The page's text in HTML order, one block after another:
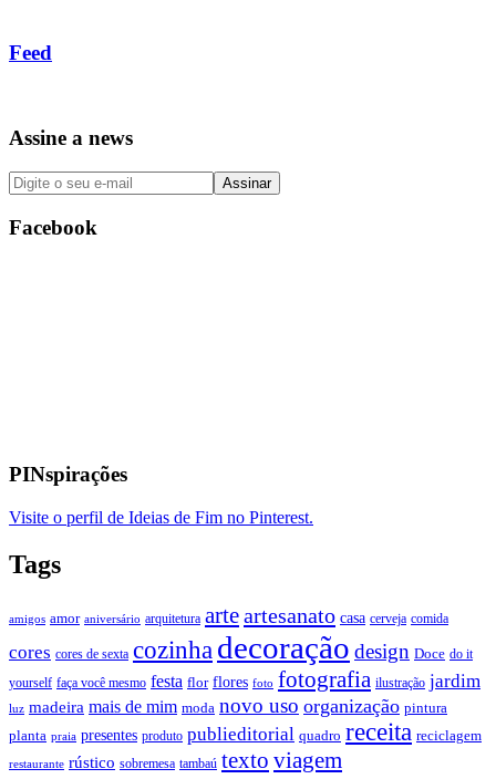
Feed
Assine a news
Facebook
PINspirações
Visite o perfil de Ideias de Fim no Pinterest.
Tags
amigos amor aniversário arquitetura arteartesanato casa cerveja comida
cores cores de sexta cozinha decoração design Doce do it
yourself faça você mesmo festa flor flores foto fotografia ilustração jardim
luz madeira mais de mim moda novo uso organização pintura
planta praia presentes produto publieditorial quadro receita reciclagem
restaurante rústico sobremesa tambaú texto viagem